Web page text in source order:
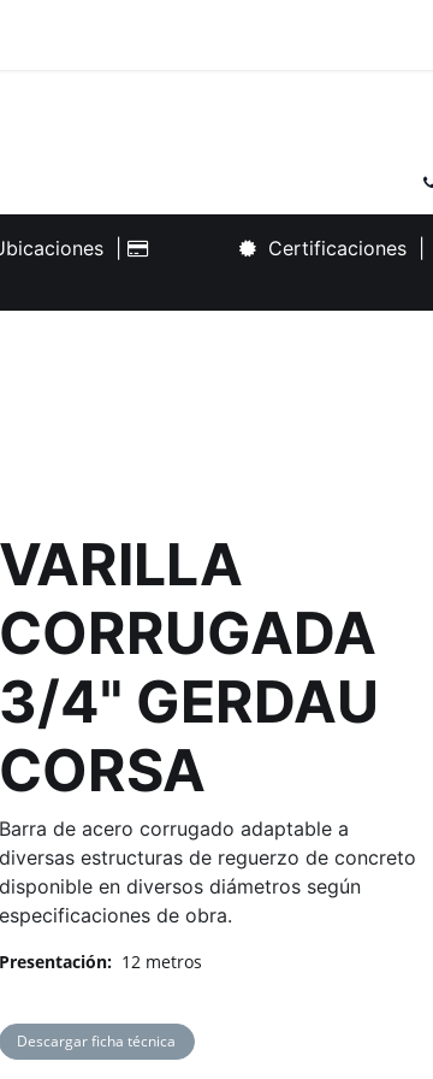
Certificaciones
VARILLA
CORRUGADA
3/4" GERDAU
CORSA
Barra de acero corrugado adaptable a
diversas estructuras de reguerzo de concreto
disponible en diversos diámetros según
especificaciones de obra.
Presentación: 12 metros
Descargar ficha técnica